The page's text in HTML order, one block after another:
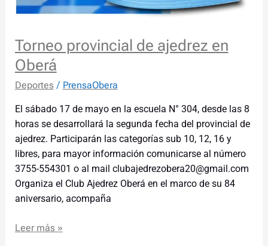
Torneo provincial de ajedrez en
Oberá
Deportes/ PrensaObera
El sábado 17 de mayo en la escuela N° 304, desde las 8
horas se desarrollará la segunda fecha del provincial de
ajedrez. Participarán las categorías sub 10, 12, 16 y
libres, para mayor información comunicarse al número
3755-554301 o al mail clubajedrezobera20@gmail.com
Organiza el Club Ajedrez Oberá en el marco de su 84
aniversario, acompaña
Leer más »